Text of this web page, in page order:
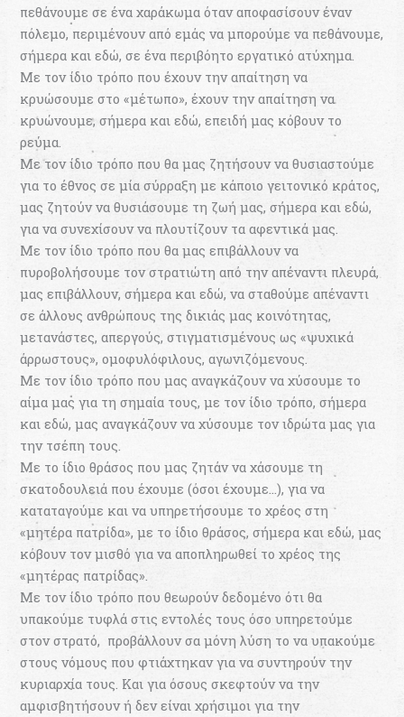
πεθάνουμε σε ένα χαράκωμα όταν αποφασίσουν έναν
πόλεμο, περιμένουν από εμάς να μπορούμε να πεθάνουμε,
σήμερα και εδώ, σε ένα περιβόητο εργατικό ατύχημα.
Με τον ίδιο τρόπο που έχουν την απαίτηση να
κρυώσουμε στο «μέτωπο», έχουν την απαίτηση να
κρυώνουμε, σήμερα και εδώ, επειδή μας κόβουν το
ρεύμα.
Με τον ίδιο τρόπο που θα μας ζητήσουν να θυσιαστούμε
για το έθνος σε μία σύρραξη με κάποιο γειτονικό κράτος,
μας ζητούν να θυσιάσουμε τη ζωή μας, σήμερα και εδώ,
για να συνεχίσουν να πλουτίζουν τα αφεντικά μας.
Με τον ίδιο τρόπο που θα μας επιβάλλουν να
πυροβολήσουμε τον στρατιώτη από την απέναντι πλευρά,
μας επιβάλλουν, σήμερα και εδώ, να σταθούμε απέναντι
σε άλλους ανθρώπους της δικιάς μας κοινότητας,
μετανάστες, απεργούς, στιγματισμένους ως «ψυχικά
άρρωστους», ομοφυλόφιλους, αγωνιζόμενους.
Με τον ίδιο τρόπο που μας αναγκάζουν να χύσουμε το
αίμα μας για τη σημαία τους, με τον ίδιο τρόπο, σήμερα
και εδώ, μας αναγκάζουν να χύσουμε τον ιδρώτα μας για
την τσέπη τους.
Με το ίδιο θράσος που μας ζητάν να χάσουμε τη
σκατοδουλειά που έχουμε (όσοι έχουμε…), για να
καταταγούμε και να υπηρετήσουμε το χρέος στη
«μητέρα πατρίδα», με το ίδιο θράσος, σήμερα και εδώ, μας
κόβουν τον μισθό για να αποπληρωθεί το χρέος της
«μητέρας πατρίδας».
Με τον ίδιο τρόπο που θεωρούν δεδομένο ότι θα
υπακούμε τυφλά στις εντολές τους όσο υπηρετούμε
στον στρατό, προβάλλουν σα μόνη λύση το να υπακούμε
στους νόμους που φτιάχτηκαν για να συντηρούν την
κυριαρχία τους. Και για όσους σκεφτούν να την
αμφισβητήσουν ή δεν είναι χρήσιμοι για την